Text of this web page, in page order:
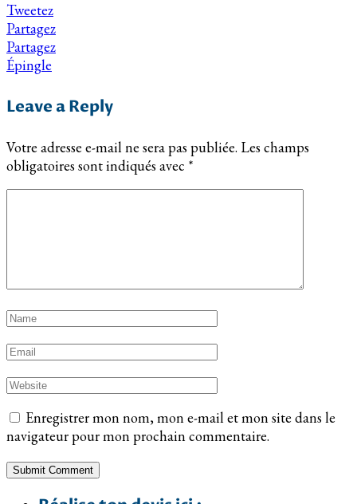
Tweetez
Partagez
Partagez
Épingle
Leave a Reply
Votre adresse e-mail ne sera pas publiée. Les champs
obligatoires sont indiqués avec *
Enregistrer mon nom, mon e-mail et mon site dans le
navigateur pour mon prochain commentaire.